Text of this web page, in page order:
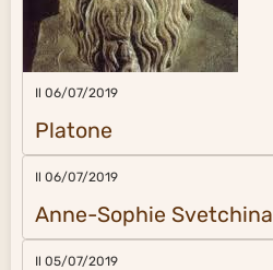
Il 06/07/2019
Platone
Il 06/07/2019
Anne-Sophie Svetchina
Il 05/07/2019